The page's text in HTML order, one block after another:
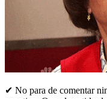
✔ No para de comentar